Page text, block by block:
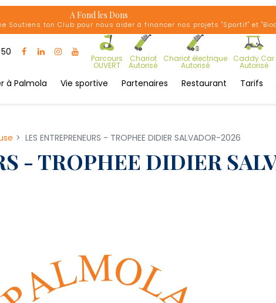
A Fond les Dons
Soutiens ton Club pour nous aider à financer nos projets "Sportif" et
Parcours
OUVERT
Chariot
Autorisé
Chariot électrique
Autorisé
Caddy Car
Autorisé
à Palmola Vie sportive Partenaires Restaurant Tarifs
LES ENTREPRENEURS - TROPHEE DIDIER SALVADOR-2026
- TROPHEE DIDIER